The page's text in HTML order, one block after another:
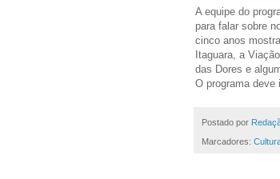
A equipe do
para falar sobre
cinco anos
Itaguara, a
das Dores e
O programa deve
Postado por
Marcadores: